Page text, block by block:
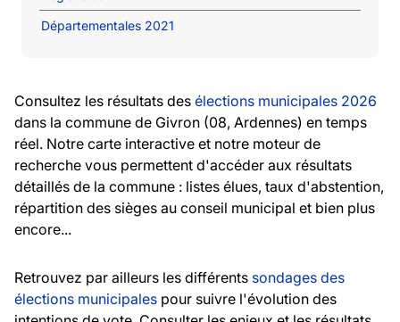
Départementales 2021
Consultez les résultats des élections municipales 2026
dans la commune de Givron (08, Ardennes) en temps
réel. Notre carte interactive et notre moteur de
recherche vous permettent d'accéder aux résultats
détaillés de la commune : listes élues, taux d'abstention,
répartition des sièges au conseil municipal et bien plus
encore...
Retrouvez par ailleurs les différents sondages des
élections municipales pour suivre l'évolution des